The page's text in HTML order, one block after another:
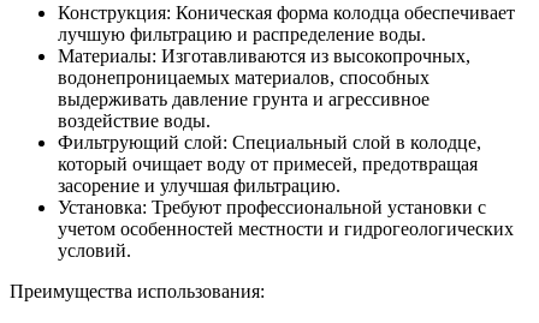
Конструкция: Коническая форма колодца обеспечивает
лучшую фильтрацию и распределение воды.
Материалы: Изготавливаются из высокопрочных,
водонепроницаемых материалов, способных
выдерживать давление грунта и агрессивное
воздействие воды.
Фильтрующий слой: Специальный слой в колодце,
который очищает воду от примесей, предотвращая
засорение и улучшая фильтрацию.
Установка: Требуют профессиональной установки с
учетом особенностей местности и гидрогеологических
условий.
Преимущества использования: